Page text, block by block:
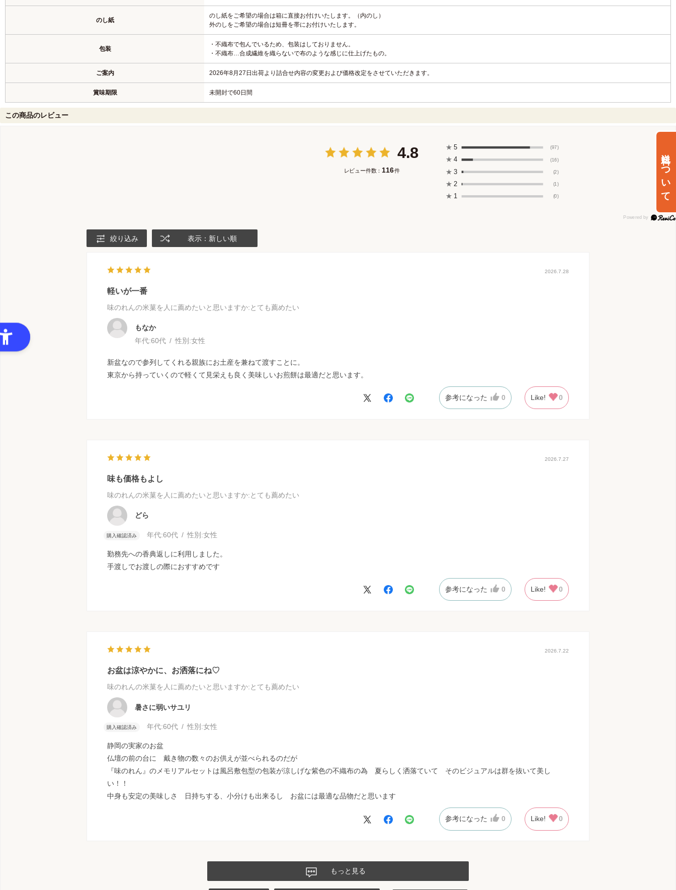
送料について
のし紙
のし紙をご希望の場合は箱に直接お付けいたします。（内のし）
外のしをご希望の場合は短冊を帯にお付けいたします。
包装
・不織布で包んでいるため、包装はしておりません。
・不織布…合成繊維を織らないで布のような感じに仕上げたもの。
ご案内 2026年8月27日出荷より詰合せ内容の変更および価格改定をさせていただきます。
賞味期限 未開封で60日間
この商品のレビュー
4.8
レビュー件数： 116件
★ 5 (97)
★ 4 (16)
★ 3 (2)
★ 2 (1)
★ 1 (0)
絞り込み 表示：新しい順
2026.7.28
軽いが一番
味のれんの米菓を人に薦めたいと思いますか:とても薦めたい
もなか
年代:60代 性別:女性
新盆なので参列してくれる親族にお土産を兼ねて渡すことに。
東京から持っていくので軽くて見栄えも良く美味しいお煎餅は最適だと思います。
参考になった 0 Like! 0
2026.7.27
味も価格もよし
味のれんの米菓を人に薦めたいと思いますか:とても薦めたい
どら
購入確認済み 年代:60代 性別:女性
勤務先への香典返しに利用しました。
手渡しでお渡しの際におすすめです
参考になった 0 Like! 0
2026.7.22
お盆は涼やかに、お洒落にね♡
味のれんの米菓を人に薦めたいと思いますか:とても薦めたい
暑さに弱いサユリ
購入確認済み 年代:60代 性別:女性
静岡の実家のお盆
仏壇の前の台に 戴き物の数々のお供えが並べられるのだが
『味のれん』のメモリアルセットは風呂敷包型の包装が涼しげな紫色の不織布の為 夏らしく洒落ていて そのビジュアルは群を抜いて美し
い！！
中身も安定の美味しさ 日持ちする、小分けも出来るし お盆には最適な品物だと思います
参考になった 0 Like! 0
もっと見る